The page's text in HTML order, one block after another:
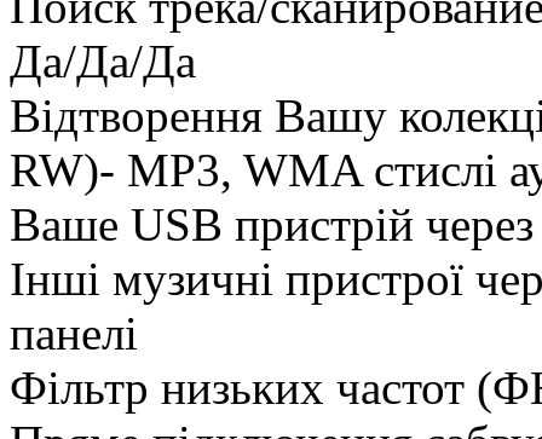
Да/Да/Да
Відтворення Вашу
RW)- MP3, WMA стислі
Ваше USB пристрій
Інші музичні пристрої
панелі
Фільтр низьких частот